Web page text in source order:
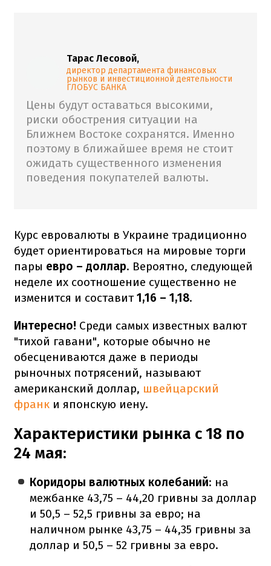
Тарас Лесовой,
директор департамента финансовых
рынков и инвестиционной деятельности
ГЛОБУС БАНКА
Цены будут оставаться высокими,
риски обострения ситуации на
Ближнем Востоке сохранятся. Именно
поэтому в ближайшее время не стоит
ожидать существенного изменения
поведения покупателей валюты.
Курс евровалюты в Украине традиционно
будет ориентироваться на мировые торги
пары евро – доллар. Вероятно, следующей
неделе их соотношение существенно не
изменится и составит1,16 – 1,18.
Интересно! Среди самых известных валют
"тихой гавани", которые обычно не
обесцениваются даже в периоды
рыночных потрясений, называют
американский доллар, швейцарский
франк и японскую иену.
Характеристики рынка с 18 по
24 мая:
Коридоры валютных колебаний: на
межбанке 43,75 – 44,20 гривны за доллар
и 50,5 – 52,5 гривны за евро; на
наличном рынке 43,75 – 44,35 гривны за
доллар и 50,5 – 52 гривны за евро.